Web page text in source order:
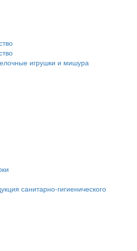
игрушки и мишура
санитарно-гигиенического